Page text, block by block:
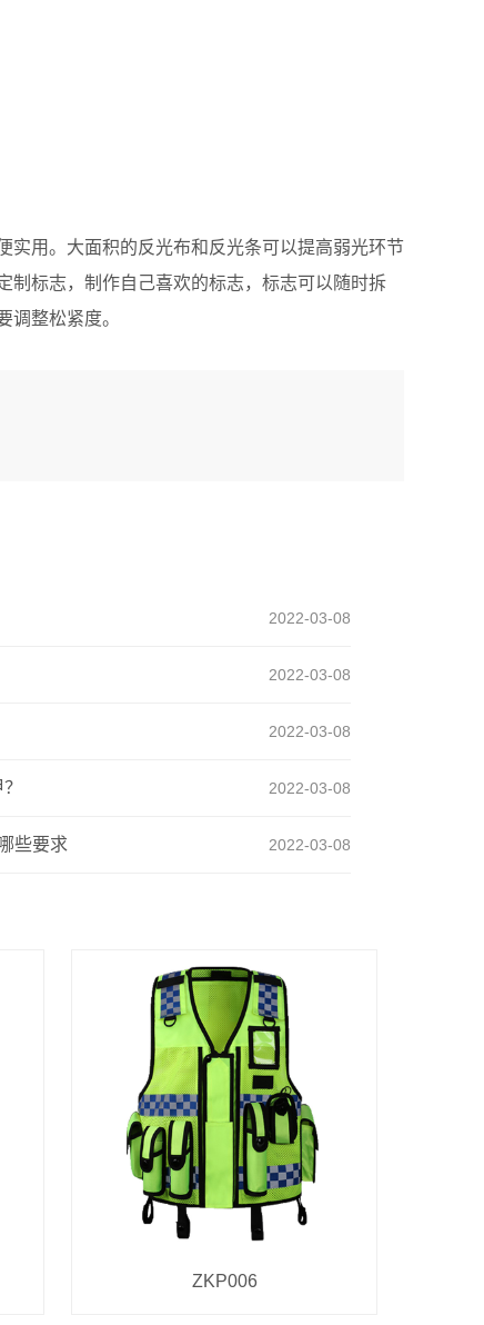
用。大面积的反光布和反光条可以提高弱光环节
制标志，制作自己喜欢的标志，标志可以随时拆
整松紧度。
2022-03-08
2022-03-08
2022-03-08
2022-03-08
2022-03-08
些要求
ZKP006